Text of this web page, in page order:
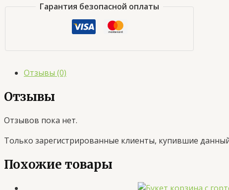
Гарантия безопасной оплаты
Отзывы (0)
Отзывы
Отзывов пока нет.
Только зарегистрированные клиенты, купившие
Похожие товары